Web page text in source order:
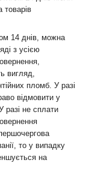
товарів
14 днів, можна
з усією
вигляд,
пломб. У разі
відмовити у
разі не сплати
то у випадку
на